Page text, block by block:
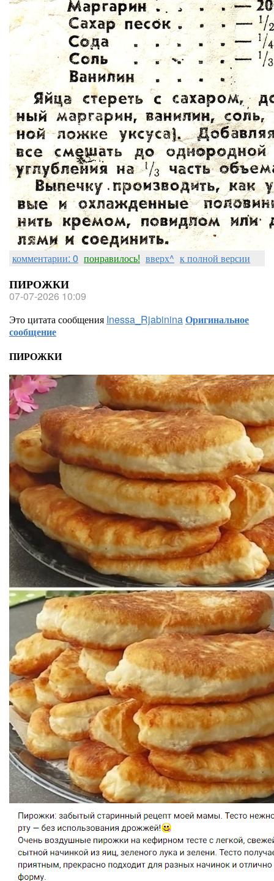
комментарии: 0 понравилось! вверх^ к полной версии
ПИРОЖКИ
07-07-2026 10:09
Это цитата сообщения Inessa_RjabininaОригинальное
сообщение
ПИРОЖКИ